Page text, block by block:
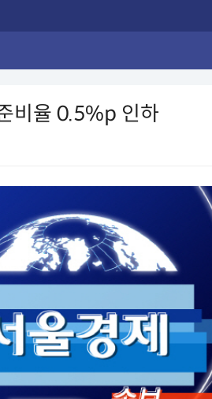
비율 0.5%p 인하